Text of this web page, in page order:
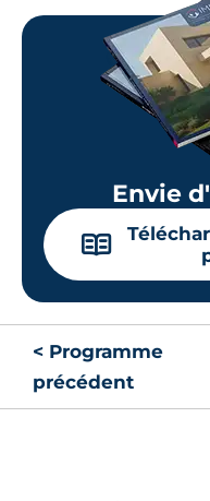
Envie
📖
< Programme
précédent